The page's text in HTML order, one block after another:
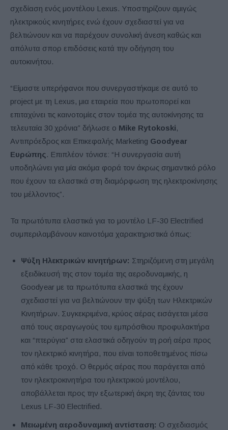
σχεδίαση ενός μοντέλου Lexus. Υποστηρίζουν αμιγώς
ηλεκτρικούς κινητήρες ενώ έχουν σχεδιαστεί για να
βελτιώνουν και να παρέχουν συνολική άνεση καθώς και
απόλυτα σπορ επιδόσεις κατά την οδήγηση του
αυτοκινήτου.
“Είμαστε υπερήφανοι που συνεργαστήκαμε σε αυτό το
project με τη Lexus, μια εταιρεία που πρωτοπορεί και
επιταχύνει τις καινοτομίες στον τομέα της αυτοκίνησης τα
τελευταία 30 χρόνια” δήλωσε ο Mike Rytokoski,
Αντιπρόεδρος και Επικεφαλής Marketing Goodyear
Ευρώπης . Επιπλέον τόνισε: “H συνεργασία αυτή
υποδηλώνει για μία ακόμα φορά τον άκρως σημαντικό ρόλο
που έχουν τα ελαστικά στη διαμόρφωση της ηλεκτροκίνησης
του μέλλοντος”.
Τα πρωτότυπα ελαστικά για το μοντέλο LF-30 Electrified
συμπεριλαμβάνουν καινοτόμα χαρακτηριστικά όπως:
Ψύξη Ηλεκτρικών κινητήρων: Στηριζόμενη στη μεγάλη
εξειδίκευσή της στον τομέα της αεροδυναμικής, η
Goodyear με τα πρωτότυπα ελαστικά της έχουν
σχεδιαστεί για να βελτιώνουν την ψύξη των Ηλεκτρικών
Κινητήρων. Συγκεκριμένα, κρύος αέρας εισάγεται μέσα
από τους αεραγωγούς του εμπρόσθιου προφυλακτήρα
και “πτερύγια” στα ελαστικά οδηγούν τη ροή αέρα προς
τον ηλεκτρικό κινητήρα, που είναι τοποθετημένος πίσω
από κάθε τροχό. Ο θερμός αέρας που παράγεται από
τον ηλεκτροκινητήρα του ηλεκτρικού μοντέλου,
αποβάλλεται προς την εξωτερική άκρη της ζάντας του
Lexus LF-30 Electrified.
Μειωμένη αεροδυναμική αντίσταση: Ο σχεδιασμός